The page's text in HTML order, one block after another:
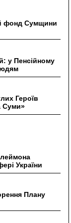
фонд Сумщини
у Пенсійному
Героїв
Суми»
України
Плану